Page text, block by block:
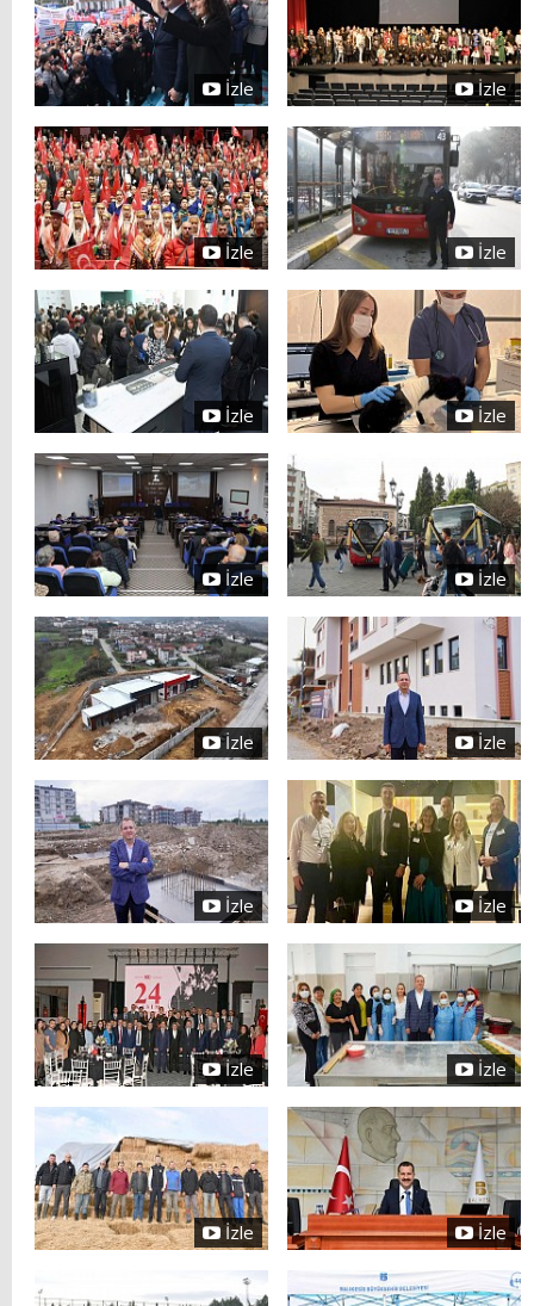
İzle İzle
İzle İzle
İzle İzle
İzle İzle
İzle İzle
İzle İzle
İzle İzle
İzle İzle